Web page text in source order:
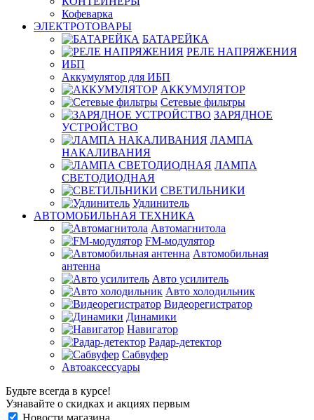
Кофеварка
ЭЛЕКТРОТОВАРЫ
БАТАРЕЙКА
РЕЛЕ НАПРЯЖЕНИЯ
ИБП
Аккумулятор для ИБП
АККУМУЛЯТОР
Сетевые фильтры
ЗАРЯДНОЕ
УСТРОЙСТВО
ЛАМПА
НАКАЛИВАНИЯ
ЛАМПА
СВЕТОДИОДНАЯ
СВЕТИЛЬНИКИ
Удлинитель
АВТОМОБИЛЬНАЯ ТЕХНИКА
Автомагнитола
FM-модулятор
Автомобильная
антенна
Авто усилитель
Авто холодильник
Видеорегистратор
Динамики
Навигатор
Радар-детектор
Сабвуфер
Автоаксессуары
Будьте всегда в курсе!
Узнавайте о скидках и акциях первым
Новости магазина